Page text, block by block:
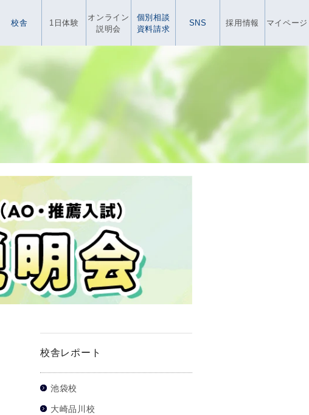
校舎 1日体験
オンライン
説明会
個別相談
資料請求
SNS 採用情報 マイページ
校舎レポート
池袋校
大崎品川校